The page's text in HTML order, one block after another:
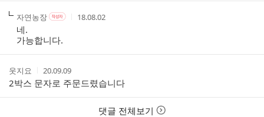
작
성
자
자연농장작
자
본
인
부
작
작
18.08.02
네.
가능합니다.
작
성
자
웃지요
작
성
시
간
20.09.09
2박스 문자로 주문드렸습니다
댓글 전체보기